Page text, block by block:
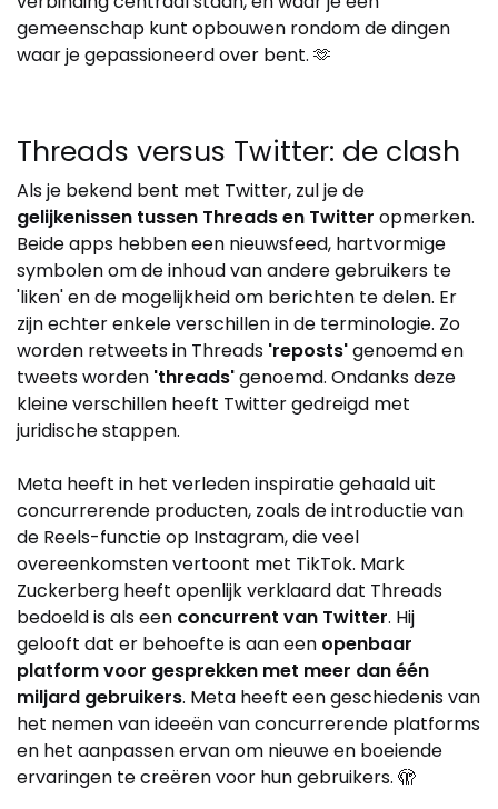
gemeenschap kunt opbouwen rondom de dingen
waar je gepassioneerd over bent. 🫶
Threads versus Twitter: de clash
Als je bekend bent met Twitter, zul je de
gelijkenissen tussen Threads en Twitter opmerken.
Beide apps hebben een nieuwsfeed, hartvormige
symbolen om de inhoud van andere gebruikers te
'liken' en de mogelijkheid om berichten te delen. Er
zijn echter enkele verschillen in de terminologie. Zo
worden retweets in Threads 'reposts'genoemd en
tweets worden 'threads'genoemd. Ondanks deze
kleine verschillen heeft Twitter gedreigd met
juridische stappen.
Meta heeft in het verleden inspiratie gehaald uit
concurrerende producten, zoals de introductie van
de Reels-functie op Instagram, die veel
overeenkomsten vertoont met TikTok. Mark
Zuckerberg heeft openlijk verklaard dat Threads
bedoeld is als een concurrent van Twitter. Hij
gelooft dat er behoefte is aan een openbaar
platform voor gesprekken met meer dan één
miljard gebruikers. Meta heeft een geschiedenis van
het nemen van ideeën van concurrerende platforms
en het aanpassen ervan om nieuwe en boeiende
ervaringen te creëren voor hun gebruikers. 🫣